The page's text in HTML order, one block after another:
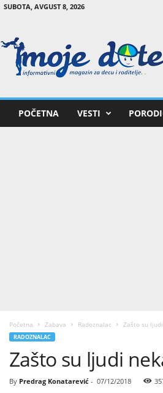
SUBOTA, AVGUST 8, 2026
o
POČETNA VESTI
Početna Zabava Radoznalac Zašto su
RADOZNALAC
Zašto su ljudi
By Predrag Konatarević- 07/12/2018